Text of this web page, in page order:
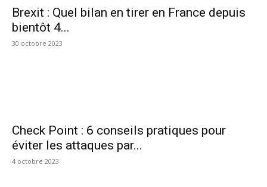
Brexit : Quel bilan en tirer en France depuis
bientôt 4...
30 octobre 2023
Check Point : 6 conseils pratiques pour
éviter les attaques par...
4 octobre 2023